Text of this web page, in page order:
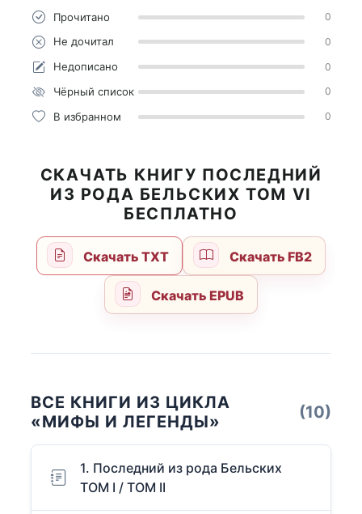
Прочитано 0
Не дочитал 0
Недописано 0
Чёрный список 0
В избранном 0
СКАЧАТЬ КНИГУ ПОСЛЕДНИЙ
ИЗ РОДА БЕЛЬСКИХ ТОМ VI
БЕСПЛАТНО
Скачать TXT Скачать FB2
Скачать EPUB
ВСЕ КНИГИ ИЗ ЦИКЛА
«МИФЫ И ЛЕГЕНДЫ»
(10)
1. Последний из рода Бельских
ТОМ I / ТОМ II